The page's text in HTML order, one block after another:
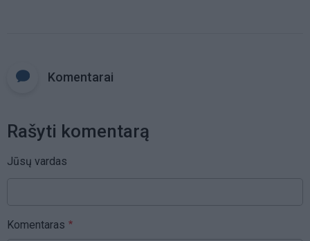
Komentarai
Rašyti komentarą
Jūsų vardas
Komentaras